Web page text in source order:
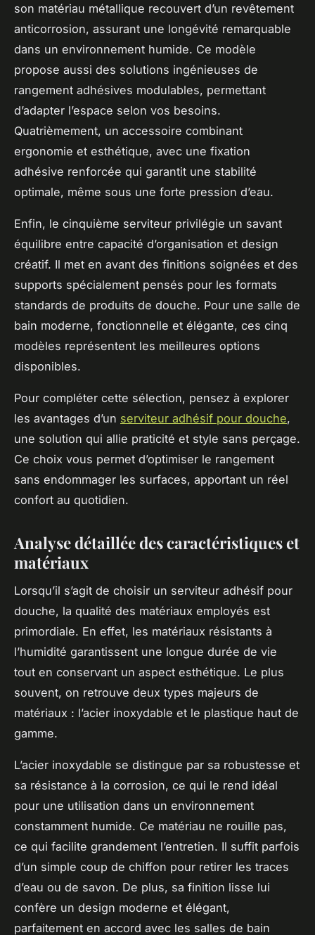
son matériau métallique recouvert d’un revêtement
anticorrosion, assurant une longévité remarquable
dans un environnement humide. Ce modèle
propose aussi des solutions ingénieuses de
rangement adhésives modulables, permettant
d’adapter l’espace selon vos besoins.
Quatrièmement, un accessoire combinant
ergonomie et esthétique, avec une fixation
adhésive renforcée qui garantit une stabilité
optimale, même sous une forte pression d’eau.
Enfin, le cinquième serviteur privilégie un savant
équilibre entre capacité d’organisation et design
créatif. Il met en avant des finitions soignées et des
supports spécialement pensés pour les formats
standards de produits de douche. Pour une salle de
bain moderne, fonctionnelle et élégante, ces cinq
modèles représentent les meilleures options
disponibles.
Pour compléter cette sélection, pensez à explorer
les avantages d’un serviteur adhésif pour douche,
une solution qui allie praticité et style sans perçage.
Ce choix vous permet d’optimiser le rangement
sans endommager les surfaces, apportant un réel
confort au quotidien.
Analyse détaillée des caractéristiques et
matériaux
Lorsqu’il s’agit de choisir un serviteur adhésif pour
douche, la qualité des matériaux employés est
primordiale. En effet, les matériaux résistants à
l’humidité garantissent une longue durée de vie
tout en conservant un aspect esthétique. Le plus
souvent, on retrouve deux types majeurs de
matériaux : l’acier inoxydable et le plastique haut de
gamme.
L’acier inoxydable se distingue par sa robustesse et
sa résistance à la corrosion, ce qui le rend idéal
pour une utilisation dans un environnement
constamment humide. Ce matériau ne rouille pas,
ce qui facilite grandement l’entretien. Il suffit parfois
d’un simple coup de chiffon pour retirer les traces
d’eau ou de savon. De plus, sa finition lisse lui
confère un design moderne et élégant,
parfaitement en accord avec les salles de bain